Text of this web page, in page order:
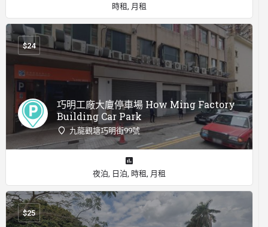
時租, 月租
巧明工廠大廈停車場 How Ming Factory
Building Car Park
九龍觀塘巧明街99號
$24
夜泊, 日泊, 時租, 月租
$25